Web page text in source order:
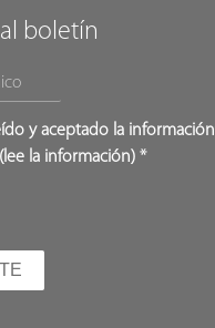
boletín
y aceptado la información
lee la información) *